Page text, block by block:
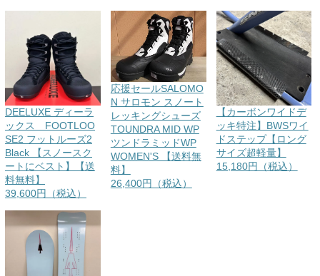
DEELUXE ディーラ
ックス FOOTLOO
SE2 フットルーズ2
Black 【スノースク
ートにベスト】【送
料無料】
39,600円（税込）
応援セールSALOMO
N サロモン スノート
レッキングシューズ
TOUNDRA MID WP
ツンドラミッドWP
WOMEN'S 【送料無
料】
26,400円（税込）
【カーボンワイドデ
ッキ特注】BWSワイ
ドステップ【ロング
サイズ超軽量】
15,180円（税込）